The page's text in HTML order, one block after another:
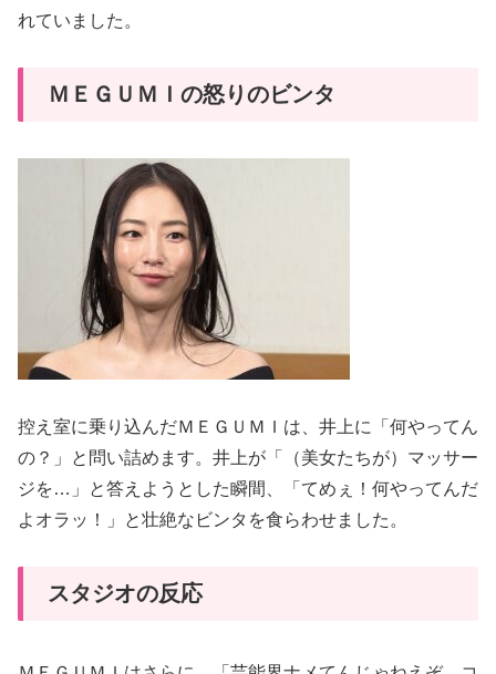
れていました。
ＭＥＧＵＭＩの怒りのビンタ
控え室に乗り込んだＭＥＧＵＭＩは、井上に「何やってん
の？」と問い詰めます。井上が「（美女たちが）マッサー
ジを…」と答えようとした瞬間、「てめぇ！何やってんだ
よオラッ！」と壮絶なビンタを食らわせました。
スタジオの反応